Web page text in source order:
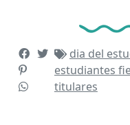
dia del
estudiantes
titulares